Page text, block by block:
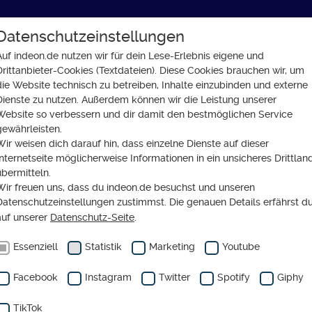
GLAUBE SOZIALES
und dabei was Gutes tun
Umfrage
was Gutes tun
indeon.de nutzen wir für dein Lese-Erlebnis eigene und
Cookies (Textdateien). Diese Cookies brauchen wir, um
Website technisch zu betreiben, Inhalte einzubinden und externe
zu nutzen. Außerdem können wir die Leistung unserer
so verbessern und dir damit den bestmöglichen Service
weisen dich darauf hin, dass einzelne Dienste auf dieser
möglicherweise Informationen in ein unsicheres
freuen uns, dass du indeon.de besuchst und unseren
zustimmst. Die genauen Details erfährst
unserer Datenschutz-Seite
Essenziell Statistik Marketing Youtube
Facebook Instagram Twitter Spotify Giphy
TikTok